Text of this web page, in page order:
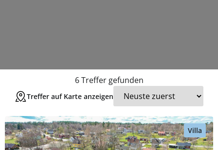
6Treffer gefunden
Treffer auf Karte anzeigen
Villa